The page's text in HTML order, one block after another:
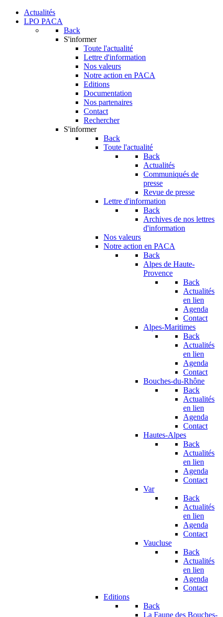
Actualités
LPO PACA
Back
S'informer
Toute l'actualité
Lettre d'information
Nos valeurs
Notre action en PACA
Editions
Documentation
Nos partenaires
Contact
Rechercher
S'informer
Back
Toute l'actualité
Back
Actualités
Communiqués de
presse
Revue de presse
Lettre d'information
Back
Archives de nos lettres
d'information
Nos valeurs
Notre action en PACA
Back
Alpes de Haute-
Provence
Back
Actualités
en lien
Agenda
Contact
Alpes-Maritimes
Back
Actualités
en lien
Agenda
Contact
Bouches-du-Rhône
Back
Actualités
en lien
Agenda
Contact
Hautes-Alpes
Back
Actualités
en lien
Agenda
Contact
Var
Back
Actualités
en lien
Agenda
Contact
Vaucluse
Back
Actualités
en lien
Agenda
Contact
Editions
Back
La Faune des Bouches-